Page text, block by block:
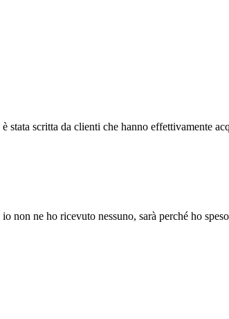
scritta da clienti che hanno effettivamente
non ne ho ricevuto nessuno, sarà perché ho